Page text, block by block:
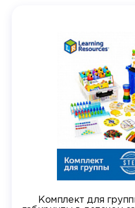
Комплект для